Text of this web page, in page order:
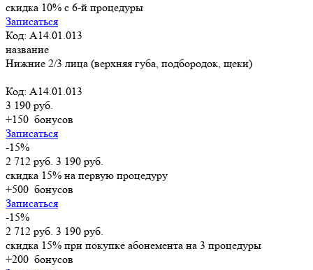
скидка 10% с 6-й процедуры
Записаться
Код: A14.01.013
название
Нижние 2/3 лица (верхняя губа, подбородок, щеки)
Код: A14.01.013
3 190 руб.
+150 бонусов
Записаться
-15%
2 712 руб. 3 190 руб.
скидка 15% на первую процедуру
+500 бонусов
Записаться
-15%
2 712 руб. 3 190 руб.
скидка 15% при покупке абонемента на 3 процедуры
+200 бонусов